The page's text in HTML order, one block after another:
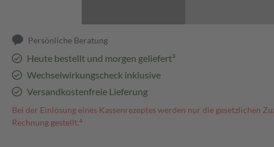
Persönliche Beratung
Heute bestellt und morgen geliefert³
Wechselwirkungscheck inklusive
Versandkostenfreie Lieferung
Bei der Einlösung eines Kassenrezeptes werden nur die gesetzlichen
Rechnung gestellt.⁴